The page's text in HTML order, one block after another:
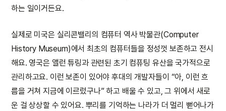
하는 일이거든요.
실제로 미국은 실리콘밸리의 컴퓨터 역사 박물관(Computer
History Museum)에서 최초의 컴퓨터들을 정성껏 보존하고 전시
해요. 영국은 앨런 튜링과 관련된 초기 컴퓨팅 유산을 국가적으로
관리하고요. 이런 보존이 있어야 후대의 개발자들이 “아, 이런 흐
름을 거쳐 지금에 이르렀구나” 하고 배울 수 있고, 그 위에서 새로
운 걸 상상할 수 있어요. 뿌리를 기억하는 나라가 더 멀리 뻗어나가